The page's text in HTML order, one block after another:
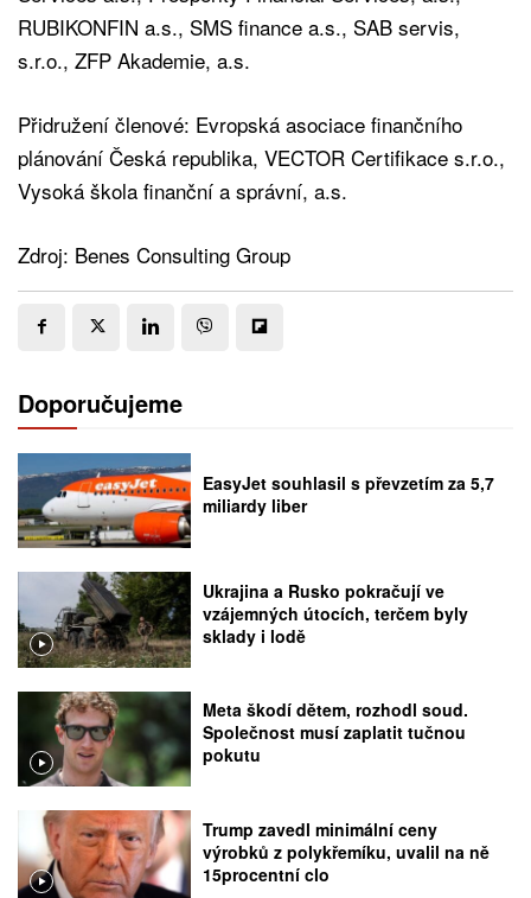
RUBIKONFIN a.s., SMS finance a.s., SAB servis,
s.r.o., ZFP Akademie, a.s.
Přidružení členové: Evropská asociace finančního
plánování Česká republika, VECTOR Certifikace s.r.o.,
Vysoká škola finanční a správní, a.s.
Zdroj: Benes Consulting Group
Doporučujeme
EasyJet souhlasil s převzetím za 5,7
miliardy liber
Ukrajina a Rusko pokračují ve
vzájemných útocích, terčem byly
sklady i lodě
Meta škodí dětem, rozhodl soud.
Společnost musí zaplatit tučnou
pokutu
Trump zavedl minimální ceny
výrobků z polykřemíku, uvalil na ně
15procentní clo